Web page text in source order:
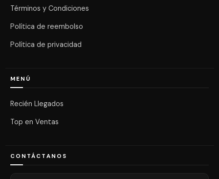
Términos y Condiciones
Política de reembolso
Política de privacidad
MENÚ
Recién Llegados
Top en Ventas
CONTÁCTANOS